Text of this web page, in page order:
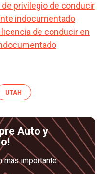
privilegio de conducir
indocumentado
de conducir en
UTAH
Auto y
más importante